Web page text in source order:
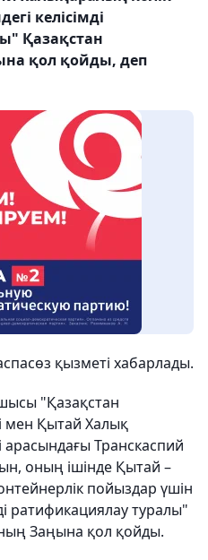
келісімді
Қазақстан
қол қойды, деп
қызметі хабарлады.
"Қазақстан
мен Қытай Халық
арасындағы Транскаспий
оның ішінде Қытай –
пойыздар үшін
ратификациялау туралы"
Заңына қол қойды.